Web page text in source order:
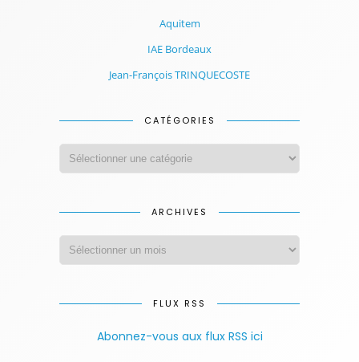
Aquitem
IAE Bordeaux
Jean-François TRINQUECOSTE
CATÉGORIES
ARCHIVES
FLUX RSS
Abonnez-vous aux flux RSS ici